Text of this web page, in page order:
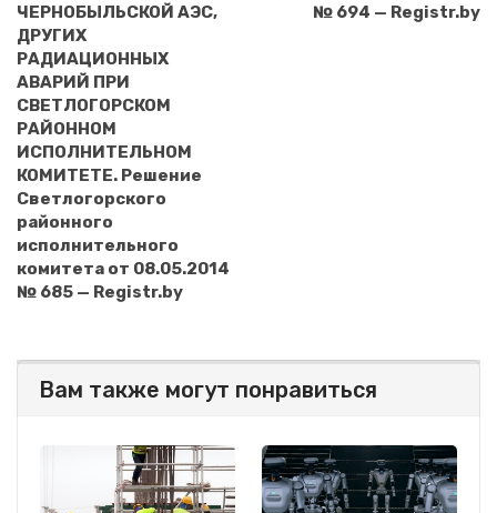
ЧЕРНОБЫЛЬСКОЙ АЭС,
ДРУГИХ
РАДИАЦИОННЫХ
АВАРИЙ ПРИ
СВЕТЛОГОРСКОМ
РАЙОННОМ
ИСПОЛНИТЕЛЬНОМ
КОМИТЕТЕ. Решение
Светлогорского
районного
исполнительного
комитета от 08.05.2014
№ 685 — Registr.by
№ 694 — Registr.by
Вам также могут понравиться